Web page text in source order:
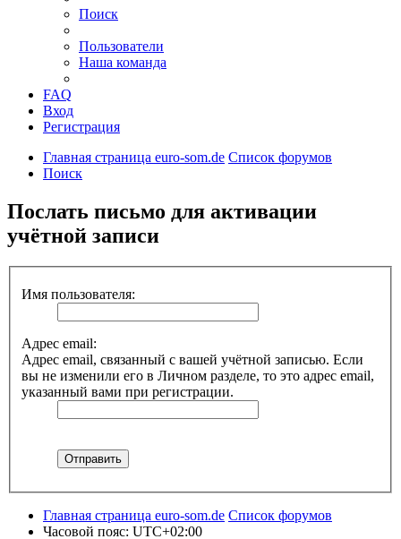
Поиск
Пользователи
Наша команда
FAQ
Вход
Регистрация
Главная страница euro-som.de Список форумов
Поиск
Послать письмо для активации
учётной записи
Имя пользователя:
Адрес email:
Адрес email, связанный с вашей учётной записью. Если
вы не изменили его в Личном разделе, то это адрес email,
указанный вами при регистрации.
Главная страница euro-som.de Список форумов
Часовой пояс: UTC+02:00